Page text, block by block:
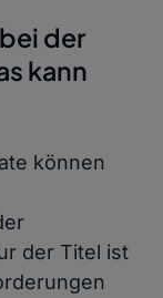
der
kann
können
der Titel ist